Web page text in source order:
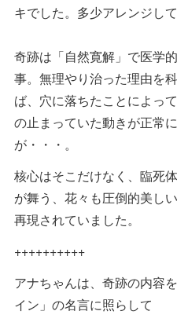
キでした。多少アレンジし
奇跡は「自然寛解」で医学
事。無理やり治った理由を
ば、穴に落ちたことによっ
の止まっていた動きが正常
が・・・。
核心はそこだけなく、臨死
が舞う、花々も圧倒的美し
再現されていました。
++++++++++
アナちゃんは、奇跡の内容
イン」の名言に照らして